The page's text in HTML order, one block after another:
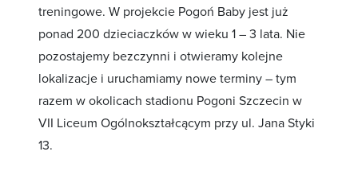
treningowe. W projekcie Pogoń Baby jest już
ponad 200 dzieciaczków w wieku 1 – 3 lata. Nie
pozostajemy bezczynni i otwieramy kolejne
lokalizacje i uruchamiamy nowe terminy – tym
razem w okolicach stadionu Pogoni Szczecin w
VII Liceum Ogólnokształcącym przy ul. Jana Styki
13.